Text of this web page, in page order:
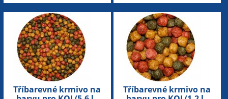
Tříbarevné krmivo na
Tříbarevné krmivo na